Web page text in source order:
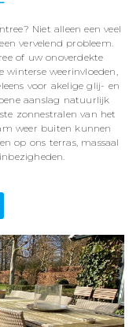
Niet alleen een veel
vervelend probleem.
of uw onoverdekte
winterse weerinvloeden,
voor akelige glij- en
aanslag natuurlijk
zonnestralen van het
weer buiten kunnen
op ons terras, massaal